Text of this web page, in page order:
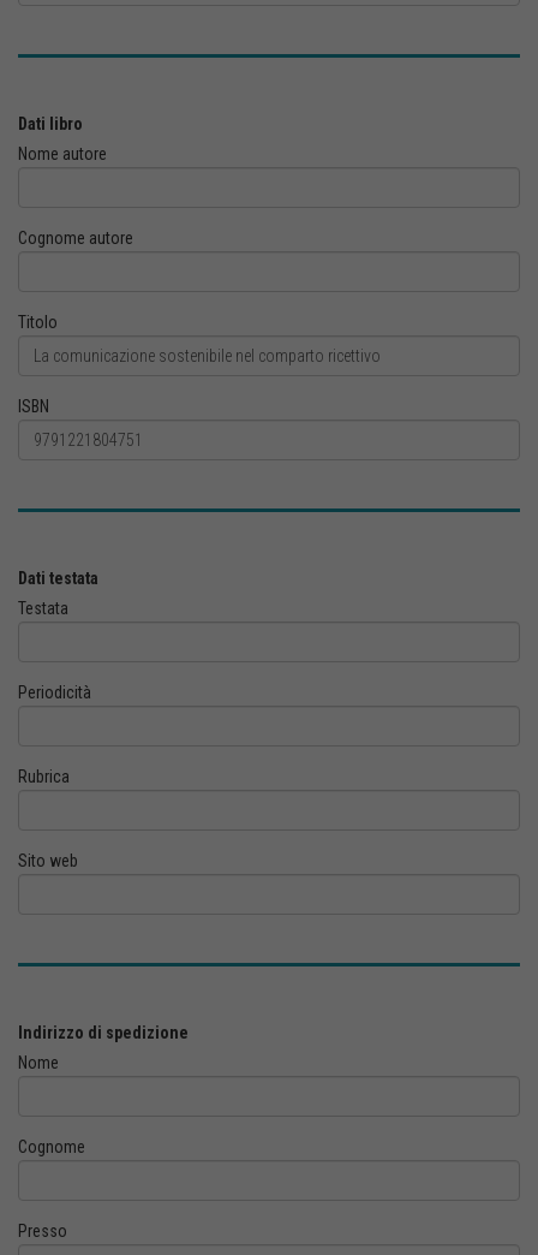
Dati libro
Nome autore
Cognome autore
Titolo
ISBN
Dati testata
Testata
Periodicità
Rubrica
Sito web
Indirizzo di spedizione
Nome
Cognome
Presso